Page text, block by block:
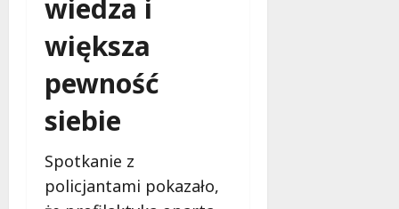
wiedza i
większa
pewność
siebie
Spotkanie z
policjantami pokazało,